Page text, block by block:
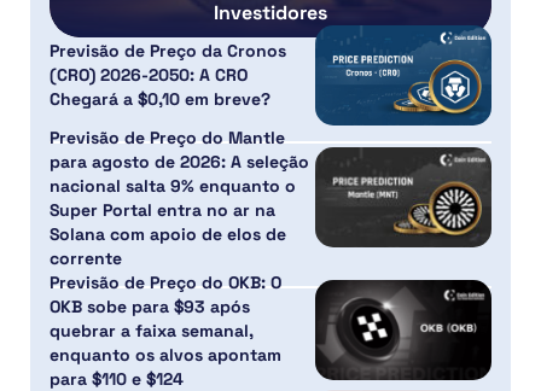
Investidores
Previsão de Preço da Cronos
(CRO) 2026-2050: A CRO
Chegará a $0,10 em breve?
Previsão de Preço do Mantle
para agosto de 2026: A seleção
nacional salta 9% enquanto o
Super Portal entra no ar na
Solana com apoio de elos de
corrente
Previsão de Preço do OKB: O
OKB sobe para $93 após
quebrar a faixa semanal,
enquanto os alvos apontam
para $110 e $124